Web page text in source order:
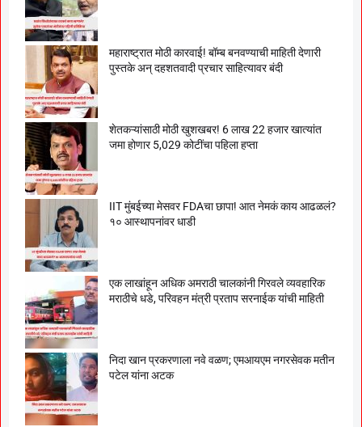
महाराष्ट्रात मोठी कारवाई! बॉम्ब बनवण्याची माहिती देणारी
पुस्तके अन् दहशतवादी प्रचार साहित्यावर बंदी
शेतकऱ्यांसाठी मोठी खुशखबर! 6 लाख 22 हजार खात्यांत
जमा होणार 5,029 कोटींचा पहिला हप्ता
IIT मुंबईच्या मेसवर FDAचा छापा! आत नेमकं काय आढळलं?
१० आस्थापनांवर धाडी
एक लाखांहून अधिक अमराठी चालकांनी गिरवले व्यवहारिक
मराठीचे धडे, परिवहन मंत्री प्रताप सरनाईक यांची माहिती
निदा खान प्रकरणाला नवे वळण; एमआयएम नगरसेवक मतीन
पटेल यांना अटक